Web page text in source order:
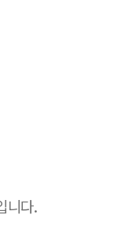
니다.